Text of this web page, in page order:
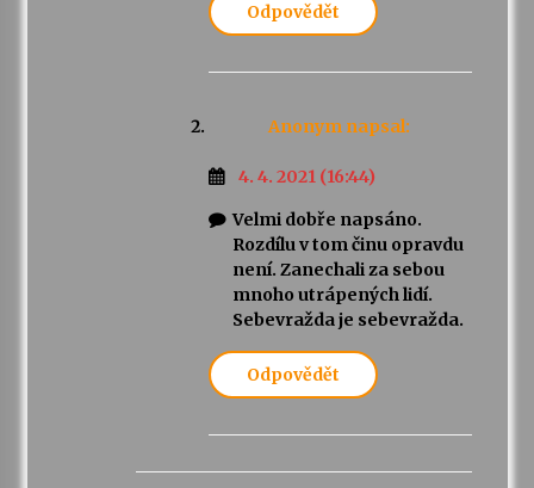
Odpovědět
Anonym napsal:
4. 4. 2021 (16:44)
Velmi dobře napsáno.
Rozdílu v tom činu opravdu
není. Zanechali za sebou
mnoho utrápených lidí.
Sebevražda je sebevražda.
Odpovědět